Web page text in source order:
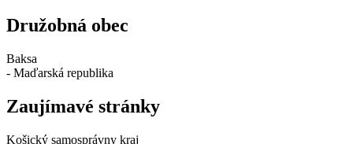
Družobná obec
Baksa
- Maďarská republika
Zaujímavé stránky
Košický samosprávny kraj